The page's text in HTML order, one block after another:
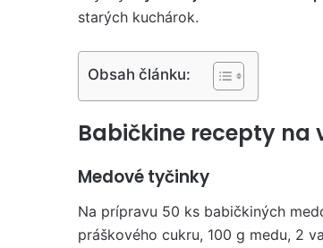
starých kuchárok.
Obsah článku:
Babičkine recepty na
Medové tyčinky
Na prípravu 50 ks babičkiných
práškového cukru, 100 g medu, 2